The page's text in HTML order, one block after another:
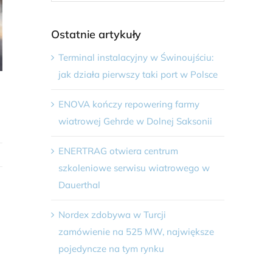
Ostatnie artykuły
Terminal instalacyjny w Świnoujściu:
jak działa pierwszy taki port w Polsce
ENOVA kończy repowering farmy
wiatrowej Gehrde w Dolnej Saksonii
ENERTRAG otwiera centrum
szkoleniowe serwisu wiatrowego w
Dauerthal
Nordex zdobywa w Turcji
zamówienie na 525 MW, największe
pojedyncze na tym rynku